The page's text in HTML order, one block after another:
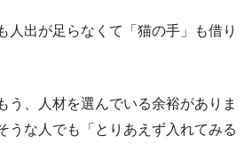
人出が足らなくて「猫の手」も借り
う、人材を選んでいる余裕がありま
うな人でも「とりあえず入れてみる